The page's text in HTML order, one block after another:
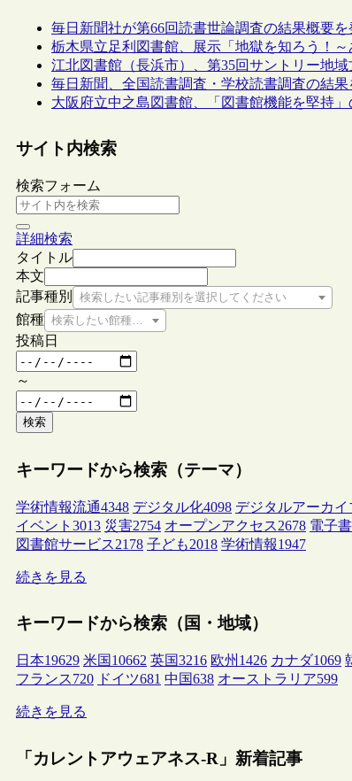
毎日新聞社が第66回読書世論調査の結果概要
栃木県立足利図書館、展示「地獄を知ろう！
江北図書館（長浜市）、第35回サントリー地
毎日新聞、全国読書調査・学校読書調査の結果
大阪府立中之島図書館、「図書館機能を堅持」
サイト内検索
検索フォーム
詳細検索
タイトル
本文
記事種別
検索したい記事種別を選択してください
館種 検索したい館種を選択してください
投稿日
～
検索
キーワードから検索（テーマ）
学術情報流通4348 デジタル化4098 デジタルアーカイ
イベント 3013 災害2754 オープンアクセス2678 電子
図書館サービス2178 子ども2018 学術情報1947
続きを見る
キーワードから検索（国・地域）
日本19629 米国 10662 英国3216 欧州 1426 カナダ1069
フランス720 ドイツ681 中国638 オーストラリア599
続きを見る
「カレントアウェアネス-R」新着記事